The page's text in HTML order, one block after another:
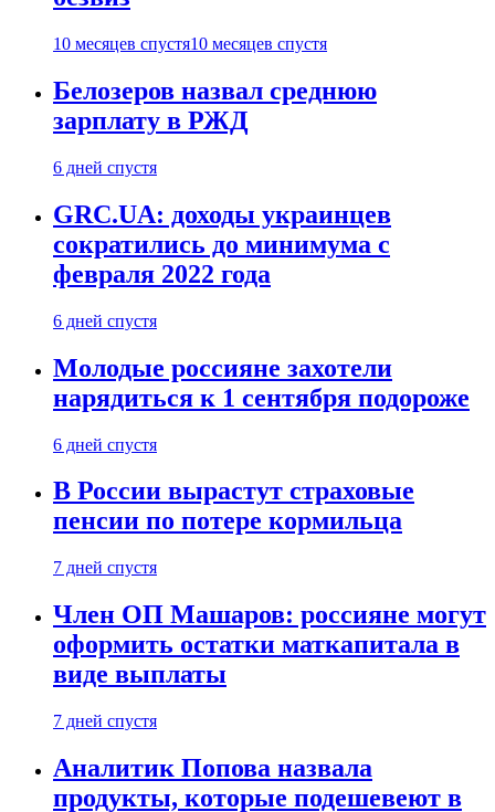
10 месяцев спустя10 месяцев спустя
Белозеров назвал среднюю
зарплату в РЖД
6 дней спустя
GRC.UA: доходы украинцев
сократились до минимума с
февраля 2022 года
6 дней спустя
Молодые россияне захотели
нарядиться к 1 сентября подороже
6 дней спустя
В России вырастут страховые
пенсии по потере кормильца
7 дней спустя
Член ОП Машаров: россияне могут
оформить остатки маткапитала в
виде выплаты
7 дней спустя
Аналитик Попова назвала
продукты, которые подешевеют в